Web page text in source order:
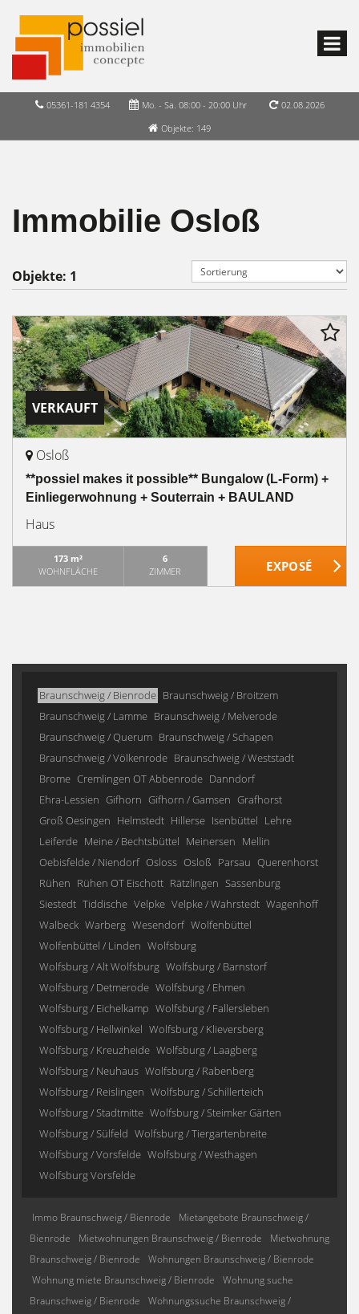
05361-181 4354 Mo. - Sa. 08:00 - 20:00 Uhr
02.08.2026
Objekte: 149
Immobilie Osloß
Objekte: 1
VERKAUFT
Osloß
**possiel makes it possible** Bungalow (L-Form) +
Einliegerwohnung + Souterrain + BAULAND
Haus
173 m²
WOHNFLÄCHE
6
ZIMMER
Braunschweig / Bienrode Braunschweig / Broitzem
Braunschweig / Lamme Braunschweig / Melverode
Braunschweig / Querum Braunschweig / Schapen
Braunschweig / Völkenrode Braunschweig / Weststadt
Brome Cremlingen OT Abbenrode Danndorf
Ehra-Lessien Gifhorn Gifhorn / Gamsen Grafhorst
Groß Oesingen Helmstedt Hillerse Isenbüttel Lehre
Leiferde Meine / Bechtsbüttel Meinersen Mellin
Oebisfelde / Niendorf Osloss Osloß Parsau Querenhorst
Rühen Rühen OT Eischott Rätzlingen Sassenburg
Siestedt Tiddische Velpke Velpke / Wahrstedt Wagenhoff
Walbeck Warberg Wesendorf Wolfenbüttel
Wolfenbüttel / Linden Wolfsburg
Wolfsburg / Alt Wolfsburg Wolfsburg / Barnstorf
Wolfsburg / Detmerode Wolfsburg / Ehmen
Wolfsburg / Eichelkamp Wolfsburg / Fallersleben
Wolfsburg / Hellwinkel Wolfsburg / Klieversberg
Wolfsburg / Kreuzheide Wolfsburg / Laagberg
Wolfsburg / Neuhaus Wolfsburg / Rabenberg
Wolfsburg / Reislingen Wolfsburg / Schillerteich
Wolfsburg / Stadtmitte Wolfsburg / Steimker Gärten
Wolfsburg / Sülfeld Wolfsburg / Tiergartenbreite
Wolfsburg / Vorsfelde Wolfsburg / Westhagen
Wolfsburg Vorsfelde
Immo Braunschweig / Bienrode
Mietangebote Braunschweig /
Bienrode
Mietwohnungen Braunschweig / Bienrode
Mietwohnung
Braunschweig / Bienrode
Wohnungen Braunschweig / Bienrode
Wohnung miete Braunschweig / Bienrode
Wohnung suche
Braunschweig / Bienrode
Wohnungssuche Braunschweig /